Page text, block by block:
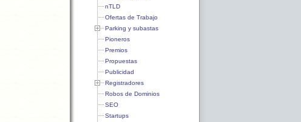
nTLD
Ofertas de Trabajo
Parking y subastas
Pioneros
Premios
Propuestas
Publicidad
Registradores
Robos de Dominios
SEO
Startups